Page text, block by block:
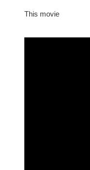
This movie